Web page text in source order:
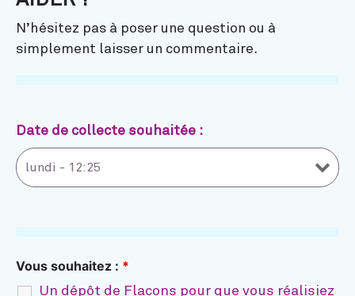
N’hésitez pas à poser une question ou à
simplement laisser un commentaire.
Date de collecte souhaitée :
Vous souhaitez : *
Un dépôt de Flacons pour que vous réalisiez